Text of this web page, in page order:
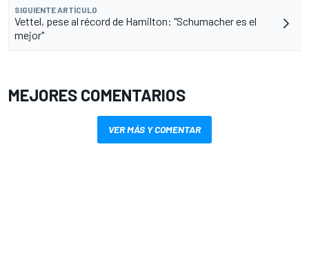
SIGUIENTE ARTÍCULO
Vettel, pese al récord de Hamilton: "Schumacher es el
mejor"
MEJORES COMENTARIOS
VER MÁS Y COMENTAR